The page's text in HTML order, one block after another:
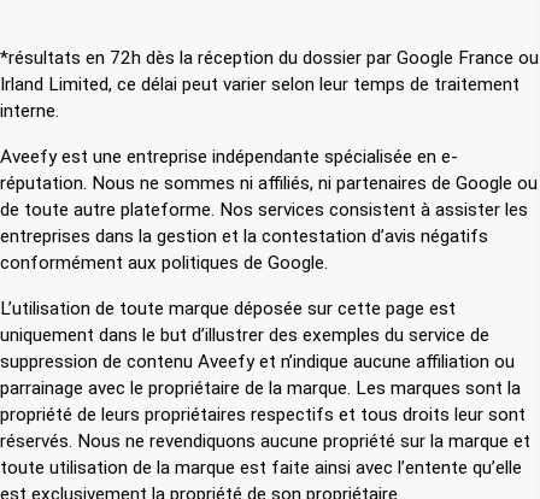
*résultats en 72h dès la réception du dossier par Google France ou
Irland Limited, ce délai peut varier selon leur temps de traitement
interne.
Aveefy est une entreprise indépendante spécialisée en e-
réputation. Nous ne sommes ni affiliés, ni partenaires de Google ou
de toute autre plateforme. Nos services consistent à assister les
entreprises dans la gestion et la contestation d’avis négatifs
conformément aux politiques de Google.
L’utilisation de toute marque déposée sur cette page est
uniquement dans le but d’illustrer des exemples du service de
suppression de contenu Aveefy et n’indique aucune affiliation ou
parrainage avec le propriétaire de la marque. Les marques sont la
propriété de leurs propriétaires respectifs et tous droits leur sont
réservés. Nous ne revendiquons aucune propriété sur la marque et
toute utilisation de la marque est faite ainsi avec l’entente qu’elle
est exclusivement la propriété de son propriétaire